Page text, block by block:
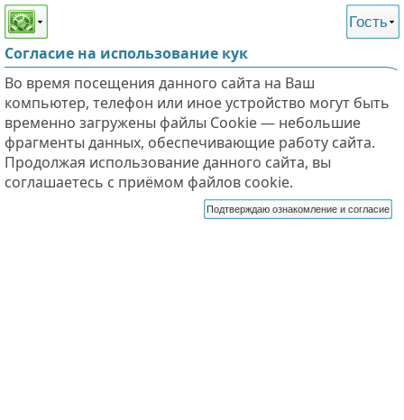
Этот сайт поддерживает
слабовидящих
Гость
Согласие на использование кук
Во время посещения данного сайта на Ваш
компьютер, телефон или иное устройство могут быть
временно загружены файлы Cookie — небольшие
фрагменты данных, обеспечивающие работу сайта.
Продолжая использование данного сайта, вы
соглашаетесь с приёмом файлов cookie.
Подтверждаю ознакомление и согласие